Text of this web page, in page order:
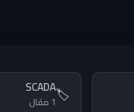
🏷️
SCADA
1 مقال